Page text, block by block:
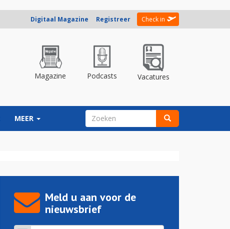
Digitaal Magazine Registreer Check in
Magazine Podcasts Vacatures
MEER ZOEKVELD
Meld u aan voor de
nieuwsbrief